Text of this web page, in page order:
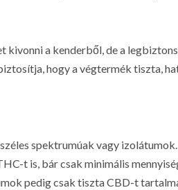
a kenderből, de a
hogy a végtermék tiszta,
spektrumúak vagy
t is, bár csak minimális
pedig csak tiszta CBD-t